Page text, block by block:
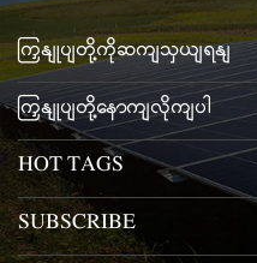
ကြှနျုပျတို့ကိုဆကျသှယျရနျ
ကြှနျုပျတို့နောကျလိုကျပါ
HOT TAGS
SUBSCRIBE